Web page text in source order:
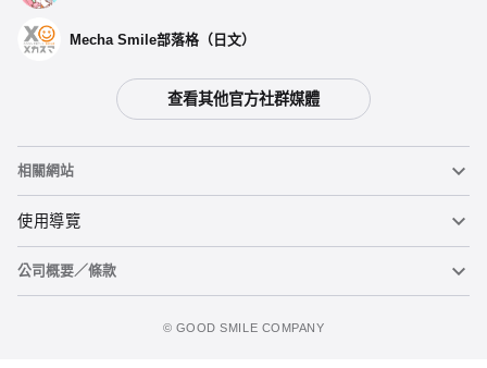
Mecha Smile部落格（日文）
查看其他官方社群媒體
相關網站
黏土人
黏土人臉部製造機（英文）
使用導覽
重要公告
公司概要／條款
©️ GOOD SMILE COMPANY